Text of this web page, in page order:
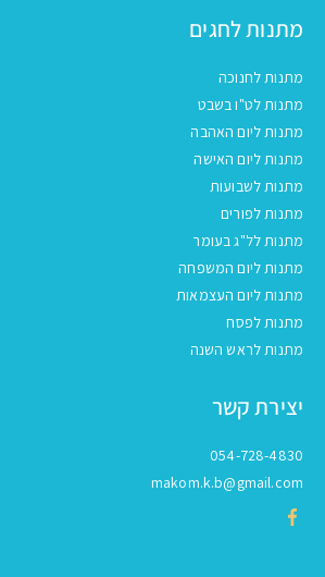
מתנות לחגים
מתנות לחנוכה
מתנות לט"ו בשבט
מתנות ליום האהבה
מתנות ליום האישה
מתנות לשבועות
מתנות לפורים
מתנות לל"ג בעומר
מתנות ליום המשפחה
מתנות ליום העצמאות
מתנות לפסח
מתנות לראש השנה
יצירת קשר
054-728-4830
makom.k.b@gmail.com